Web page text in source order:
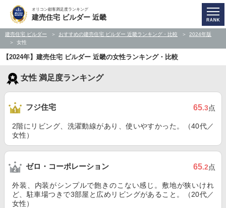
オリコン顧客満足度ランキング
建売住宅 ビルダー 近畿
建売住宅 ビルダー おすすめの建売住宅 ビルダー 近畿ランキング・比較
2024年版
女性
【2024年】建売住宅 ビルダー 近畿の女性ランキング・比較
女性 満足度ランキング
フジ住宅 65.3点
2階にリビング、洗濯動線があり、使いやすかった。（40代／
女性）
ゼロ・コーポレーション 65.2点
外装、内装がシンプルで飽きのこない感じ。敷地が狭いけれ
ど、駐車場つきで3部屋と広めリビングがあること。（20代／
女性）